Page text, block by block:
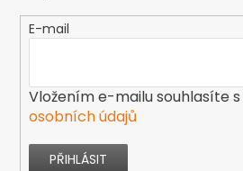
E-mail
Vložením e-mailu souhlasíte s
osobních údajů
PŘIHLÁSIT